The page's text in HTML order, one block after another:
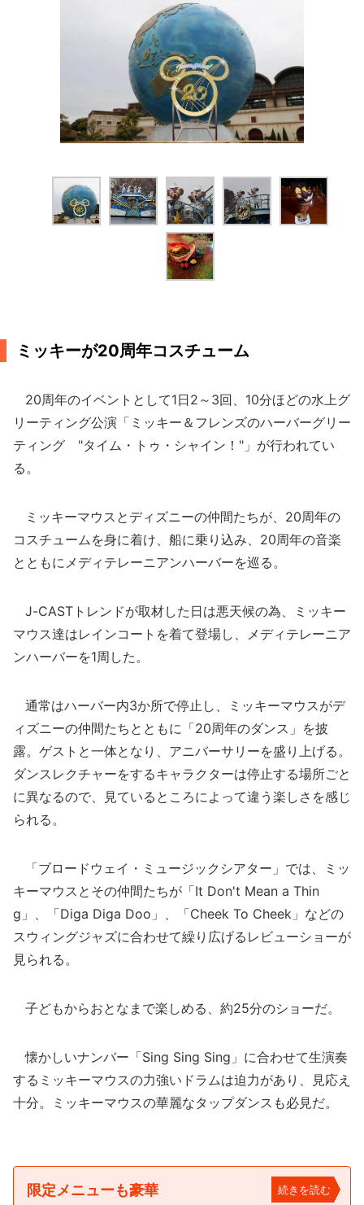
ミッキーが20周年コスチューム
20周年のイベントとして1日2～3回、10分ほどの水上グ
リーティング公演「ミッキー＆フレンズのハーバーグリー
ティング "タイム・トゥ・シャイン！"」が行われてい
る。
ミッキーマウスとディズニーの仲間たちが、20周年の
コスチュームを身に着け、船に乗り込み、20周年の音楽
とともにメディテレーニアンハーバーを巡る。
J-CASTトレンドが取材した日は悪天候の為、ミッキー
マウス達はレインコートを着て登場し、メディテレーニア
ンハーバーを1周した。
通常はハーバー内3か所で停止し、ミッキーマウスがデ
ィズニーの仲間たちとともに「20周年のダンス」を披
露。ゲストと一体となり、アニバーサリーを盛り上げる。
ダンスレクチャーをするキャラクターは停止する場所ごと
に異なるので、見ているところによって違う楽しさを感じ
られる。
「ブロードウェイ・ミュージックシアター」では、ミッ
キーマウスとその仲間たちが「It Don't Mean a Thin
g」、「Diga Diga Doo」、「Cheek To Cheek」などの
スウィングジャズに合わせて繰り広げるレビューショーが
見られる。
子どもからおとなまで楽しめる、約25分のショーだ。
懐かしいナンバー「Sing Sing Sing」に合わせて生演奏
するミッキーマウスの力強いドラムは迫力があり、見応え
十分。ミッキーマウスの華麗なタップダンスも必見だ。
限定メニューも豪華 続きを読む